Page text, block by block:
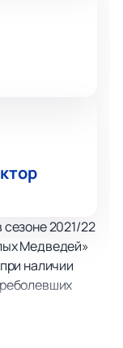
2021/22
Медведей»
наличии